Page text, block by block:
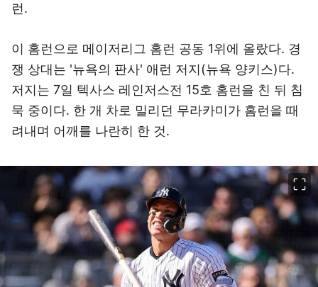
런.
이 홈런으로 메이저리그 홈런 공동 1위에 올랐다. 경
쟁 상대는 '뉴욕의 판사' 애런 저지(뉴욕 양키스)다.
저지는 7일 텍사스 레인저스전 15호 홈런을 친 뒤 침
묵 중이다. 한 개 차로 밀리던 무라카미가 홈런을 때
려내며 어깨를 나란히 한 것.